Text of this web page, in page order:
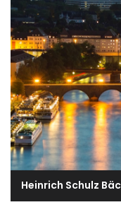
Heinrich Schulz